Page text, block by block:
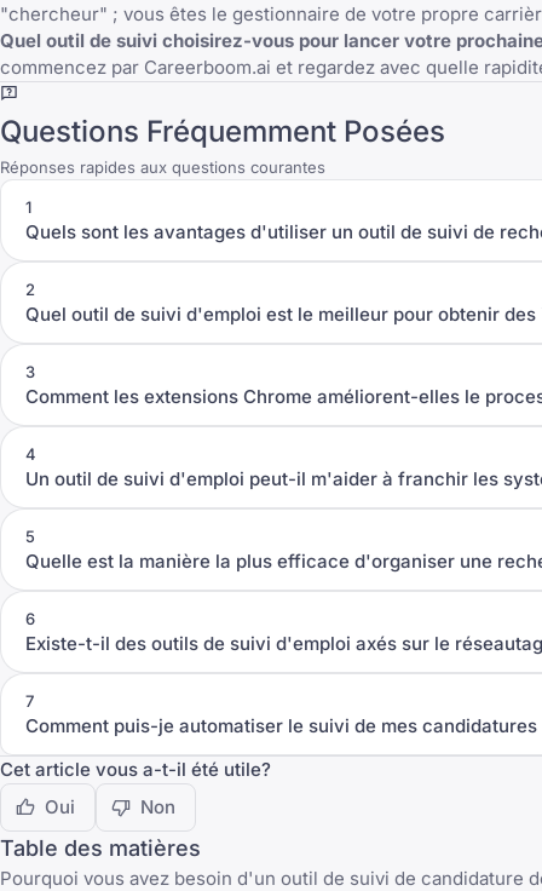
"chercheur" ; vous êtes le gestionnaire de votre propre
Quel outil de suivi choisirez-vous pour lancer votre
commencez par Careerboom.ai et regardez avec quelle
Questions Fréquemment Posées
Réponses rapides aux questions courantes
1
Quels sont les avantages d'utiliser un outil de suivi de
2
Quel outil de suivi d'emploi est le meilleur pour obtenir
3
Comment les extensions Chrome améliorent-elles le
4
Un outil de suivi d'emploi peut-il m'aider à franchir les
5
Quelle est la manière la plus efficace d'organiser une
6
Existe-t-il des outils de suivi d'emploi axés sur le
7
Comment puis-je automatiser le suivi de mes candidatures
Cet article vous a-t-il été utile?
Oui
Non
Table des matières
Pourquoi vous avez besoin d'un outil de suivi de candidature